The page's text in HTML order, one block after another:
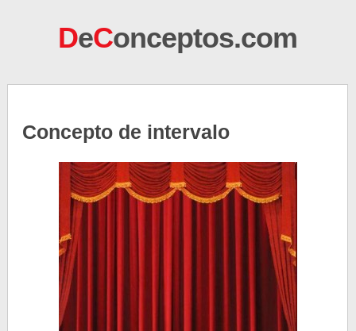
DeConceptos.com
Concepto de intervalo